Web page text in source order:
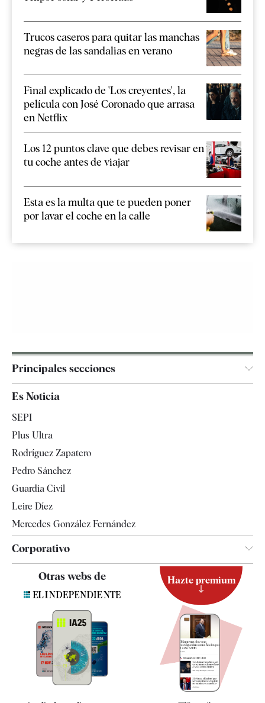
Trucos caseros para quitar las manchas
negras de las sandalias en verano
Final explicado de 'Los creyentes', la
película con José Coronado que arrasa
en Netflix
Los 12 puntos clave que debes revisar en
tu coche antes de viajar
Esta es la multa que te pueden poner
por lavar el coche en la calle
Principales secciones
España
Televisión
Es Noticia
SEPI
Plus Ultra
Rodríguez Zapatero
Pedro Sánchez
Guardia Civil
Leire Díez
Mercedes González Fernández
Corporativo
Contacto
Quiénes somos
Especificaciones
Otras webs de Hazte premium